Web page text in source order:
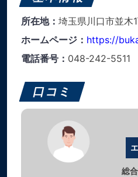
所在地： 埼玉県川口市並木
ホームページ： https://
電話番号： 048-242-5511
口コミ
総